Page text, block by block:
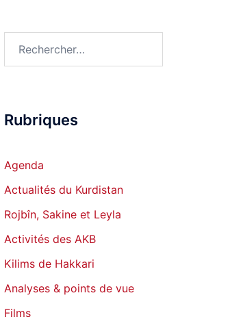
Rubriques
Agenda
Actualités du Kurdistan
Rojbîn, Sakine et Leyla
Activités des AKB
Kilims de Hakkari
Analyses & points de vue
Films